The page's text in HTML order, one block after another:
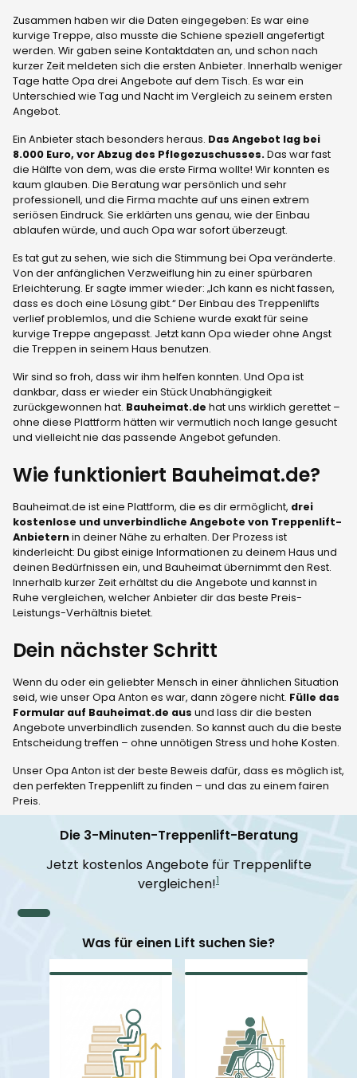
Zusammen haben wir die Daten eingegeben: Es war eine
kurvige Treppe, also musste die Schiene speziell angefertigt
werden. Wir gaben seine Kontaktdaten an, und schon nach
kurzer Zeit meldeten sich die ersten Anbieter. Innerhalb weniger
Tage hatte Opa drei Angebote auf dem Tisch. Es war ein
Unterschied wie Tag und Nacht im Vergleich zu seinem ersten
Angebot.
Ein Anbieter stach besonders heraus. Das Angebot lag bei
8.000 Euro, vor Abzug des Pflegezuschusses.Das war fast
die Hälfte von dem, was die erste Firma wollte! Wir konnten es
kaum glauben. Die Beratung war persönlich und sehr
professionell, und die Firma machte auf uns einen extrem
seriösen Eindruck. Sie erklärten uns genau, wie der Einbau
ablaufen würde, und auch Opa war sofort überzeugt.
Es tat gut zu sehen, wie sich die Stimmung bei Opa veränderte.
Von der anfänglichen Verzweiflung hin zu einer spürbaren
Erleichterung. Er sagte immer wieder: „Ich kann es nicht fassen,
dass es doch eine Lösung gibt.“ Der Einbau des Treppenlifts
verlief problemlos, und die Schiene wurde exakt für seine
kurvige Treppe angepasst. Jetzt kann Opa wieder ohne Angst
die Treppen in seinem Haus benutzen.
Wir sind so froh, dass wir ihm helfen konnten. Und Opa ist
dankbar, dass er wieder ein Stück Unabhängigkeit
zurückgewonnen hat. Bauheimat.de hat uns wirklich gerettet –
ohne diese Plattform hätten wir vermutlich noch lange gesucht
und vielleicht nie das passende Angebot gefunden.
Wie funktioniert Bauheimat.de?
Bauheimat.de ist eine Plattform, die es dir ermöglicht, drei
kostenlose und unverbindliche Angebote von Treppenlift-
Anbieternin deiner Nähe zu erhalten. Der Prozess ist
kinderleicht: Du gibst einige Informationen zu deinem Haus und
deinen Bedürfnissen ein, und Bauheimat übernimmt den Rest.
Innerhalb kurzer Zeit erhältst du die Angebote und kannst in
Ruhe vergleichen, welcher Anbieter dir das beste Preis-
Leistungs-Verhältnis bietet.
Dein nächster Schritt
Wenn du oder ein geliebter Mensch in einer ähnlichen Situation
seid, wie unser Opa Anton es war, dann zögere nicht. Fülle das
Formular auf Bauheimat.de aus und lass dir die besten
Angebote unverbindlich zusenden. So kannst auch du die beste
Entscheidung treffen – ohne unnötigen Stress und hohe Kosten.
Unser Opa Anton ist der beste Beweis dafür, dass es möglich ist,
den perfekten Treppenlift zu finden – und das zu einem fairen
Preis.
Die 3-Minuten-Treppenlift-Beratung
Jetzt kostenlos Angebote für Treppenlifte
vergleichen!1
Was für einen Lift suchen Sie?